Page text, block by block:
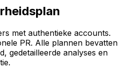
met authentieke accounts.
PR. Alle plannen bevatten
gedetailleerde analyses en